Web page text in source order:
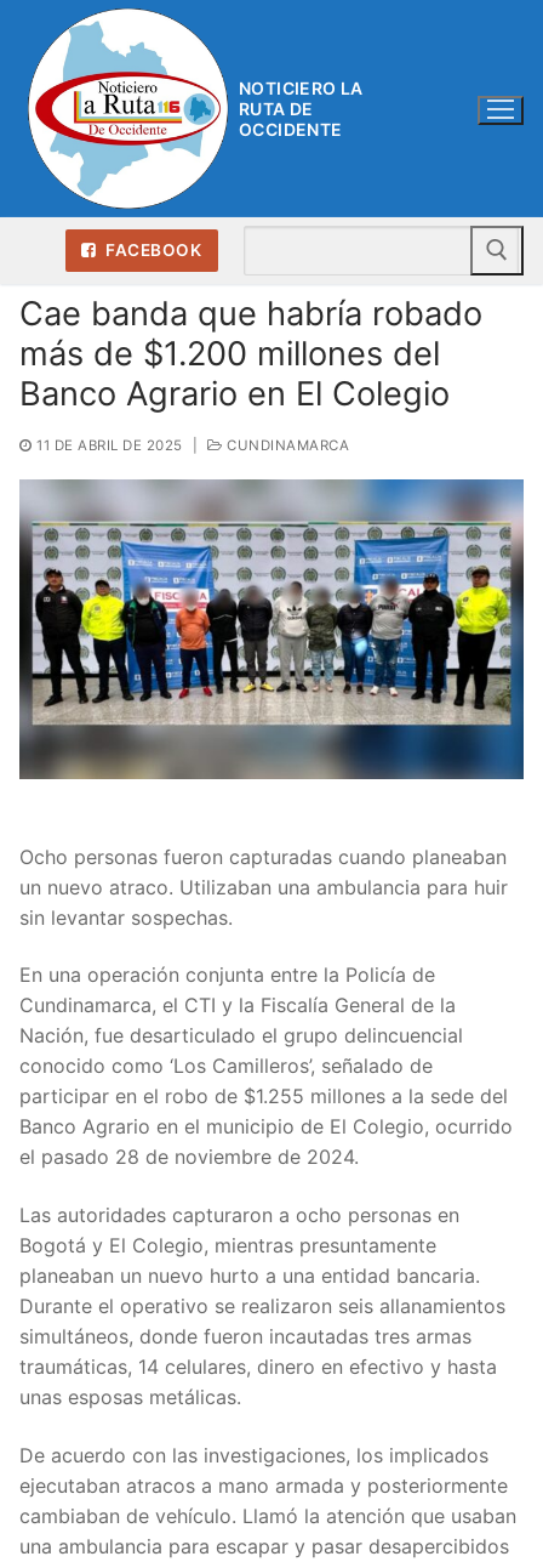
contenido
NOTICIERO LA
RUTA DE
OCCIDENTE
FACEBOOK
Cae banda que habría robado
más de $1.200 millones del
Banco Agrario en El Colegio
11 DE ABRIL DE 2025 CUNDINAMARCA
Ocho personas fueron capturadas cuando planeaban
un nuevo atraco. Utilizaban una ambulancia para huir
sin levantar sospechas.
En una operación conjunta entre la Policía de
Cundinamarca, el CTI y la Fiscalía General de la
Nación, fue desarticulado el grupo delincuencial
conocido como ‘Los Camilleros’, señalado de
participar en el robo de $1.255 millones a la sede del
Banco Agrario en el municipio de El Colegio, ocurrido
el pasado 28 de noviembre de 2024.
Las autoridades capturaron a ocho personas en
Bogotá y El Colegio, mientras presuntamente
planeaban un nuevo hurto a una entidad bancaria.
Durante el operativo se realizaron seis allanamientos
simultáneos, donde fueron incautadas tres armas
traumáticas, 14 celulares, dinero en efectivo y hasta
unas esposas metálicas.
De acuerdo con las investigaciones, los implicados
ejecutaban atracos a mano armada y posteriormente
cambiaban de vehículo. Llamó la atención que usaban
una ambulancia para escapar y pasar desapercibidos